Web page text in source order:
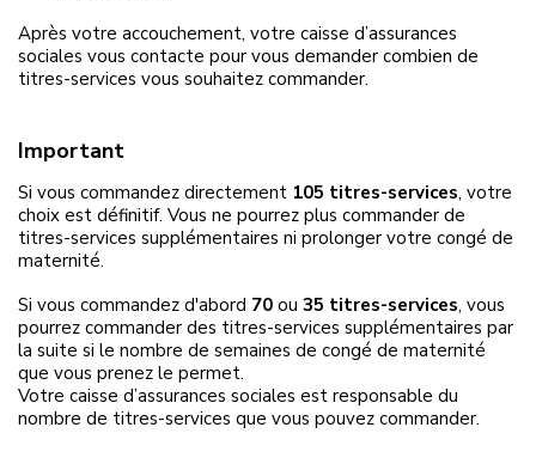
Après votre accouchement, votre caisse d’assurances
sociales vous contacte pour vous demander combien de
titres-services vous souhaitez commander.
Important
Si vous commandez directement 105 titres-services, votre
choix est définitif. Vous ne pourrez plus commander de
titres-services supplémentaires ni prolonger votre congé de
maternité.
Si vous commandez d'abord 70 ou 35 titres-services, vous
pourrez commander des titres-services supplémentaires par
la suite si le nombre de semaines de congé de maternité
que vous prenez le permet.
Votre caisse d’assurances sociales est responsable du
nombre de titres-services que vous pouvez commander.